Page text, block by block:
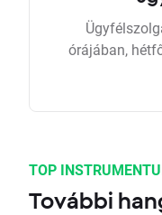
órájában,
TOP
További